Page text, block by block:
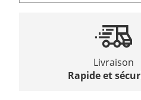
Livraison
Rapide et